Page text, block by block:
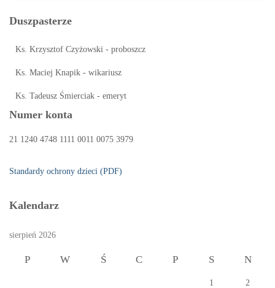
Duszpasterze
Ks. Krzysztof Czyżowski - proboszcz
Ks. Maciej Knapik - wikariusz
Ks. Tadeusz Śmierciak - emeryt
Numer konta
21 1240 4748 1111 0011 0075 3979
Standardy ochrony dzieci (PDF)
Kalendarz
sierpień 2026
P W Ś C P S N
1 2